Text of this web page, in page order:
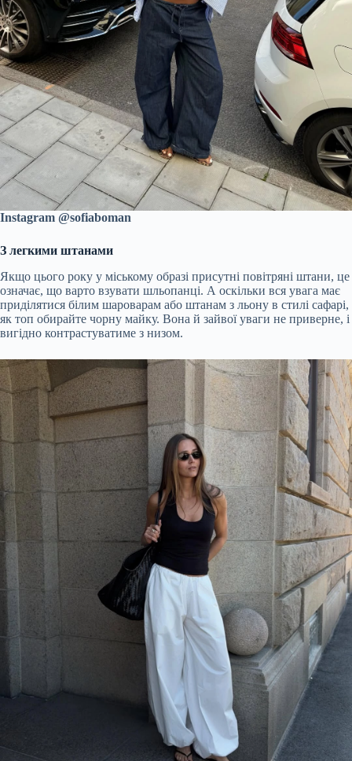
Instagram @sofiaboman
З легкими штанами
Якщо цього року у міському образі присутні повітряні штани, це
означає, що варто взувати шльопанці. А оскільки вся увага має
приділятися білим шароварам або штанам з льону в стилі сафарі,
як топ обирайте чорну майку. Вона й зайвої уваги не приверне, і
вигідно контрастуватиме з низом.